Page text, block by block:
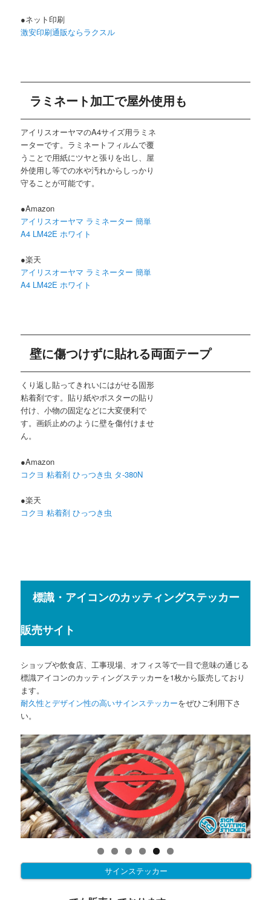
●ネット印刷
激安印刷通販ならラクスル
ラミネート加工で屋外使用も
アイリスオーヤマのA4サイズ用ラミネ
ーターです。ラミネートフィルムで覆
うことで用紙にツヤと張りを出し、屋
外使用し等での水や汚れからしっかり
守ることが可能です。
●Amazon
アイリスオーヤマ ラミネーター 簡単
A4 LM42E ホワイト
●楽天
アイリスオーヤマ ラミネーター 簡単
A4 LM42E ホワイト
壁に傷つけずに貼れる両面テープ
くり返し貼ってきれいにはがせる固形
粘着剤です。貼り紙やポスターの貼り
付け、小物の固定などに大変便利で
す。画鋲止めのように壁を傷付けませ
ん。
●Amazon
コクヨ 粘着剤 ひっつき虫 タ-380N
●楽天
コクヨ 粘着剤 ひっつき虫
標識・アイコンのカッティングステッカー
販売サイト
ショップや飲食店、工事現場、オフィス等で一目で意味の通じる
標識アイコンのカッティングステッカーを1枚から販売しており
ます。
耐久性とデザイン性の高いサインステッカーをぜひご利用下さ
い。
サインステッカー